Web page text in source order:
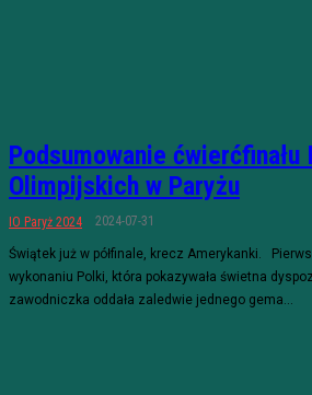
Podsumowanie ćwierćfinału
Olimpijskich w Paryżu
IO Paryż 2024 2024-07-31
Świątek już w półfinale, krecz Amerykanki.
wykonaniu Polki, która pokazywała świetna
zawodniczka oddała zaledwie jednego gema...